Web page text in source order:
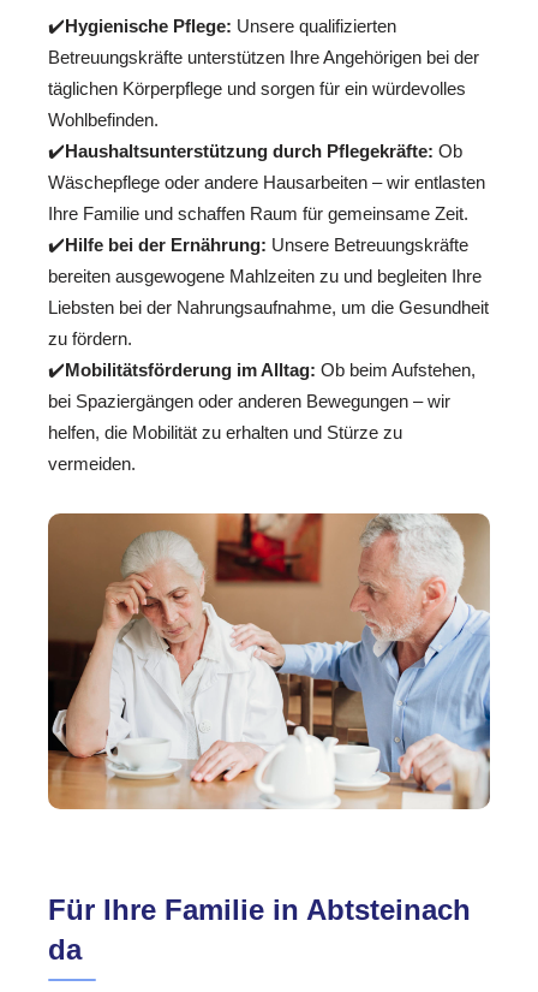
✔️Hygienische Pflege: Unsere qualifizierten
Betreuungskräfte unterstützen Ihre Angehörigen bei der
täglichen Körperpflege und sorgen für ein würdevolles
Wohlbefinden.
✔️Haushaltsunterstützung durch Pflegekräfte: Ob
Wäschepflege oder andere Hausarbeiten – wir entlasten
Ihre Familie und schaffen Raum für gemeinsame Zeit.
✔️Hilfe bei der Ernährung: Unsere Betreuungskräfte
bereiten ausgewogene Mahlzeiten zu und begleiten Ihre
Liebsten bei der Nahrungsaufnahme, um die Gesundheit
zu fördern.
✔️Mobilitätsförderung im Alltag: Ob beim Aufstehen,
bei Spaziergängen oder anderen Bewegungen – wir
helfen, die Mobilität zu erhalten und Stürze zu
vermeiden.
Für Ihre Familie in Abtsteinach
da